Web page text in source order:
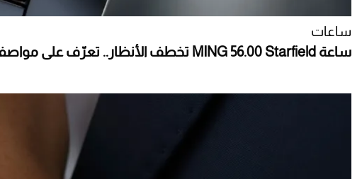
ساعات
ساعة MING 56.00 Starfield تخطف الأنظار.. تعرّف على مواصفاتها